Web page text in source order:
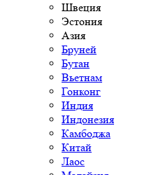
Швеция
Эстония
Азия
Бруней
Бутан
Вьетнам
Гонконг
Индия
Индонезия
Камбоджа
Китай
Лаос